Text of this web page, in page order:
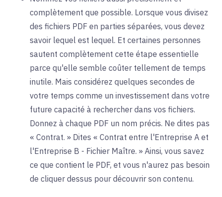
complètement que possible. Lorsque vous divisez
des fichiers PDF en parties séparées, vous devez
savoir lequel est lequel. Et certaines personnes
sautent complètement cette étape essentielle
parce qu'elle semble coûter tellement de temps
inutile. Mais considérez quelques secondes de
votre temps comme un investissement dans votre
future capacité à rechercher dans vos fichiers.
Donnez à chaque PDF un nom précis. Ne dites pas
« Contrat. » Dites « Contrat entre l'Entreprise A et
l'Entreprise B - Fichier Maître. » Ainsi, vous savez
ce que contient le PDF, et vous n'aurez pas besoin
de cliquer dessus pour découvrir son contenu.